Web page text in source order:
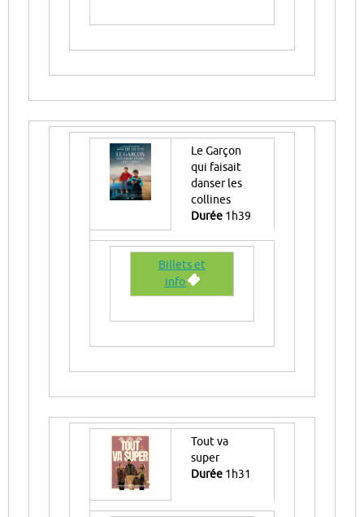
Le Garçon
qui faisait
danser les
collines
Durée 1h39
Billets et
info
Tout va
super
Durée 1h31